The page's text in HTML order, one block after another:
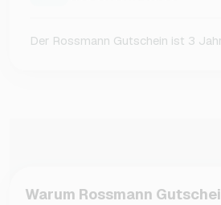
Der Rossmann Gutschein ist 3
Warum Rossmann